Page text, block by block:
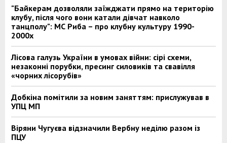
"Байкерам дозволяли заїжджати прямо на територію
клубу, після чого вони катали дівчат навколо
танцполу": МС Риба – про клубну культуру 1990-
2000х
Лісова галузь України в умовах війни: сірі схеми,
незаконні порубки, пресинг силовиків та свавілля
«чорних лісорубів»
Добкіна помітили за новим заняттям: прислужував в
УПЦ МП
Віряни Чугуєва відзначили Вербну неділю разом із
ПЦУ